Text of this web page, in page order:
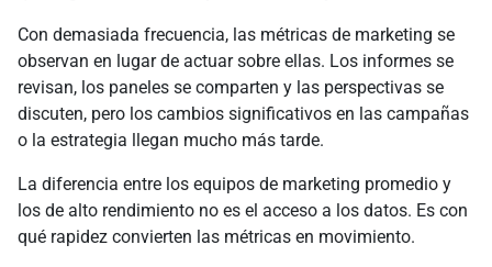
Con demasiada frecuencia, las métricas de marketing se
observan en lugar de actuar sobre ellas. Los informes se
revisan, los paneles se comparten y las perspectivas se
discuten, pero los cambios significativos en las campañas
o la estrategia llegan mucho más tarde.
La diferencia entre los equipos de marketing promedio y
los de alto rendimiento no es el acceso a los datos. Es con
qué rapidez convierten las métricas en movimiento.